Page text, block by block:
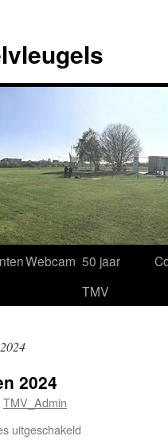
Webcam 50 jaar
TMV
2024
TMV_Admin
uitgeschakeld